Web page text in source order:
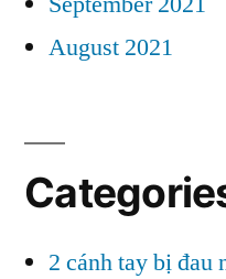
August 2021
2 cánh tay bị đau